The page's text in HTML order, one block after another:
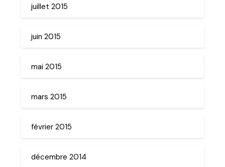
juillet 2015
juin 2015
mai 2015
mars 2015
février 2015
décembre 2014